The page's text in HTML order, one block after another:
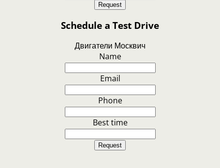
Request
Schedule a Test Drive
Двигатели Москвич
Name
Email
Phone
Best time
Request